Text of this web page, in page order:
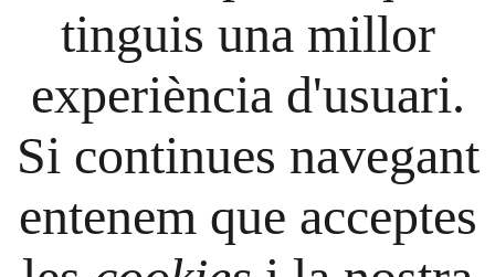
tinguis una millor
experiència d'usuari.
Si continues navegant
entenem que acceptes